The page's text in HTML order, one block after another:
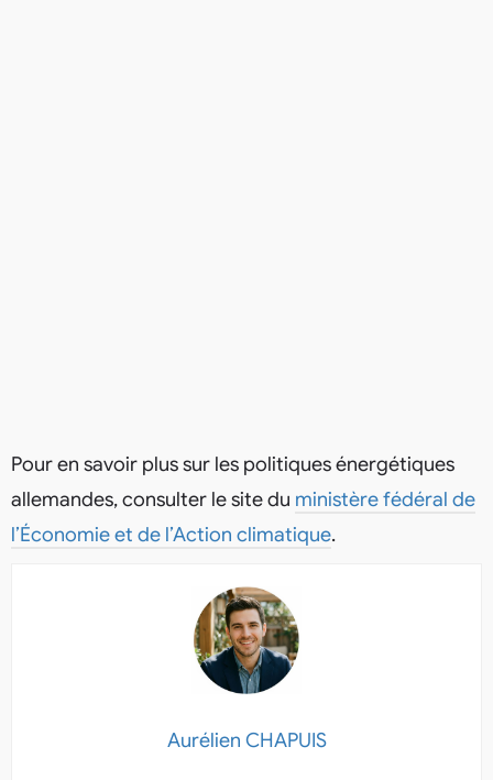
Pour en savoir plus sur les politiques énergétiques
allemandes, consulter le site du ministère fédéral de
l’Économie et de l’Action climatique.
Aurélien CHAPUIS